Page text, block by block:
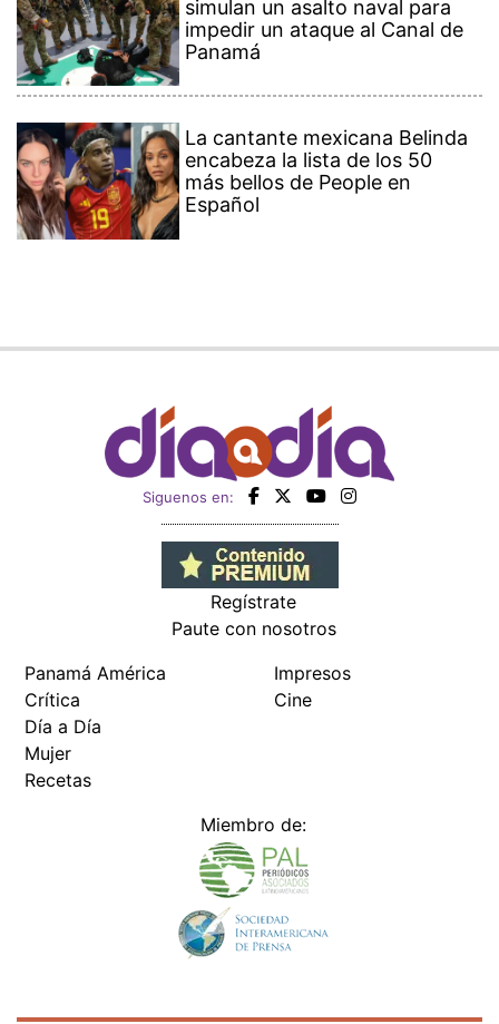
simulan un asalto naval para
impedir un ataque al Canal de
Panamá
La cantante mexicana Belinda
encabeza la lista de los 50
más bellos de People en
Español
Siguenos en:
Regístrate
Paute con nosotros
Panamá América
Crítica
Día a Día
Mujer
Recetas
Impresos
Cine
Miembro de: